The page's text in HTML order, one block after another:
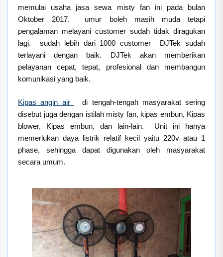
memulai usaha jasa sewa misty fan ini pada bulan
Oktober 2017. umur boleh masih muda tetapi
pengalaman melayani customer sudah tidak diragukan
lagi. sudah lebih dari 1000 customer DJTek sudah
terlayani dengan baik. DJTek akan memberikan
pelayanan cepat, tepat, profesional dan membangun
komunikasi yang baik.
Kipas angin air
di tengah-tengah masyarakat sering
disebut juga dengan istilah misty fan, kipas embun, Kipas
blower, Kipas embun, dan lain-lain. Unit ini hanya
memerlukan daya listrik relatif kecil yaitu 220v atau 1
phase, sehingga dapat digunakan oleh masyarakat
secara umum.